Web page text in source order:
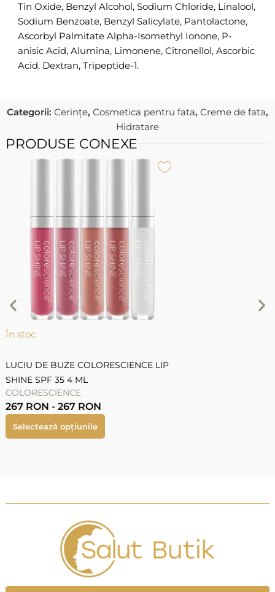
Tin Oxide, Benzyl Alcohol, Sodium Chloride, Linalool,
Sodium Benzoate, Benzyl Salicylate, Pantolactone,
Ascorbyl Palmitate Alpha-Isomethyl Ionone, P-
anisic Acid, Alumina, Limonene, Citronellol, Ascorbic
Acid, Dextran, Tripeptide-1.
Categorii: Cerințe, Cosmetica pentru fata, Creme de fata,
Hidratare
PRODUSE CONEXE
În stoc
LUCIU DE BUZE COLORESCIENCE LIP
SHINE SPF 35 4 ML
COLORESCIENCE
267 RON - 267 RON
Selectează opțiunile